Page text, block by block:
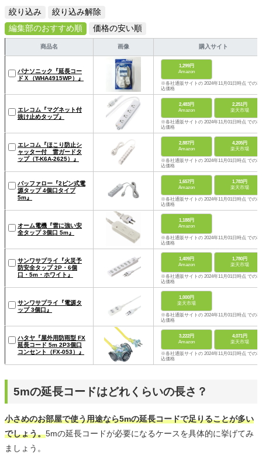
絞り込み
絞り込み解除
編集部のおすすめ順
価格の安い順
商品名 画像 購入サイト
パナソニック『延長コー
ドＸ（WHA4915WP）』
1,299円
Amazon
※各社通販サイトの 2024年11月01日時点 での税
込価格
エレコム『マグネット付
抜け止めタップ』
2,483円
Amazon
2,251円
楽天市場
※各社通販サイトの 2024年11月01日時点 での税
込価格
エレコム『ほこり防止シ
ャッター付 雷ガードタ
ップ（T-K6A-2625）』
2,887円
Amazon
4,205円
楽天市場
※各社通販サイトの 2024年11月01日時点 での税
込価格
バッファロー『2ピン式電
源タップ 4個口タイプ
5m』
1,657円
Amazon
1,783円
楽天市場
※各社通販サイトの 2024年11月01日時点 での税
込価格
オーム電機『雷に強い安
全タップ 3個口 5m』
1,188円
Amazon
※各社通販サイトの 2024年11月01日時点 での税
込価格
サンワサプライ『火災予
防安全タップ 2P・6個
口・5m・ホワイト』
1,409円
Amazon
1,780円
楽天市場
※各社通販サイトの 2024年11月01日時点 での税
込価格
サンワサプライ『電源タ
ップ 3個口』
1,000円
楽天市場
※各社通販サイトの 2024年11月01日時点 での税
込価格
ハタヤ『屋外用防雨型 FX
延長コード 5m 2P3個口
コンセント（FX-053）』
3,222円
Amazon
4,071円
楽天市場
※各社通販サイトの 2024年11月01日時点 での税
込価格
5mの延長コードはどれくらいの長さ？
小さめのお部屋で使う用途なら5mの延長コードで足りることが多い
でしょう。5mの延長コードが必要になるケースを具体的に挙げてみ
ましょう。